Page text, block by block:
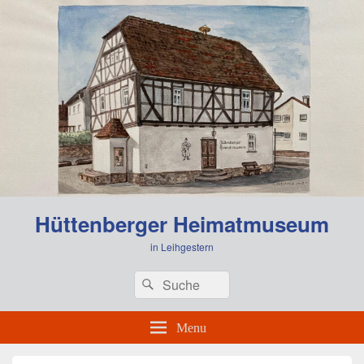
Hüttenberger Heimatmuseum
in Leihgestern
Search
for:
Search
Menu